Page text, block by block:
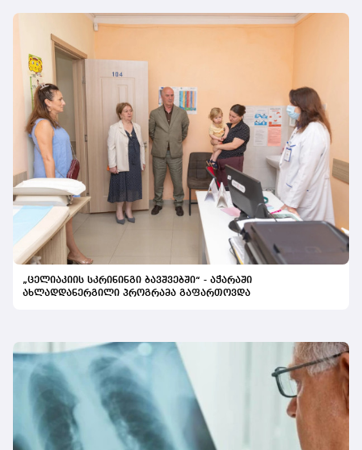
„ცელიაკიის სკრინინგი ბავშვებში“ - აჭარაში
ახლადდანერგილი პროგრამა გაფართოვდა